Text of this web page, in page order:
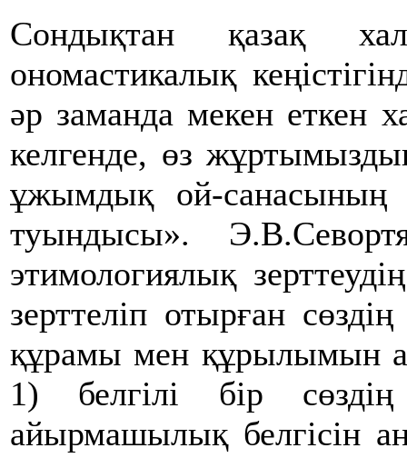
Сондықтан қазақ
ономастикалық
әр заманда мекен еткен
келгенде, өз
ұжымдық ой-санасының
туындысы».
этимологиялық
зерттеліп отырған
құрамы мен құрылымын
1) белгілі бір
айырмашылық белгісін